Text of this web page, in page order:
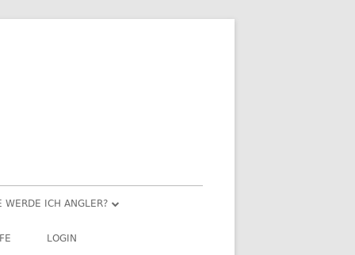
WERDE ICH ANGLER?
FÜR EINSTEIGER
LOGIN